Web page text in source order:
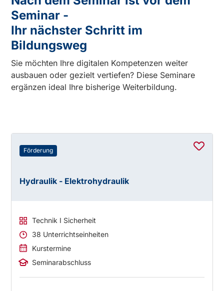
Seminar -
Ihr nächster Schritt im
Bildungsweg
Sie möchten Ihre digitalen Kompetenzen weiter
ausbauen oder gezielt vertiefen? Diese Seminare
ergänzen ideal Ihre bisherige Weiterbildung.
Förderung
Hydraulik - Elektrohydraulik
Technik I Sicherheit
38 Unterrichtseinheiten
Kurstermine
Seminarabschluss